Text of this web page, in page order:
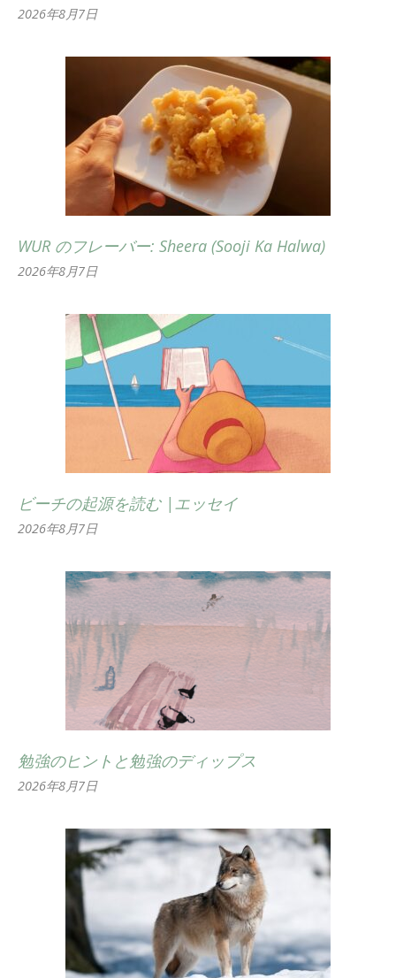
2026年8月7日
WUR のフレーバー: Sheera (Sooji Ka Halwa)
2026年8月7日
ビーチの起源を読む |エッセイ
2026年8月7日
勉強のヒントと勉強のディップス
2026年8月7日